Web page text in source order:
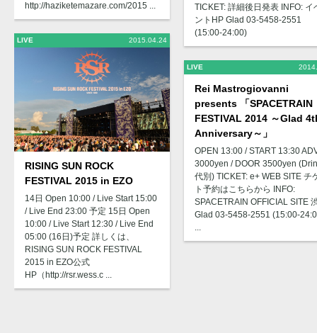
http://haziketemazare.com/2015 ...
LIVE 2015.04.24
RISING SUN ROCK
FESTIVAL 2015 in EZO
14日 Open 10:00 / Live Start 15:00
/ Live End 23:00 予定 15日 Open
10:00 / Live Start 12:30 / Live End
05:00 (16日)予定 詳しくは、
RISING SUN ROCK FESTIVAL
2015 in EZO公式
HP（http://rsr.wess.c ...
TICKET: 詳細後日発表 INFO: イ
ントHP Glad 03-5458-2551
(15:00-24:00)
LIVE
Rei Mastrogiovanni
presents 「SPACETRAIN
FESTIVAL 2014 ～Glad
Anniversary～」
OPEN 13:00 / START 13:30
3000yen / DOOR 3500yen
代別) TICKET: e+ WEB SITE チ
ト予約はこちらから INFO:
SPACETRAIN OFFICIAL SITE
Glad 03-5458-2551 (15:00-